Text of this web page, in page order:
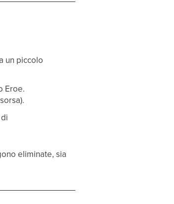
un piccolo
Eroe.
eliminate, sia